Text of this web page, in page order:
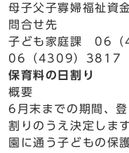
母子父子寡婦福祉資
問合せ先
子ども家庭課 06（
06（4309）3817
保育料の日割り
概要
6月末までの期間、
割りのうえ決定しま
園に通う子どもの保